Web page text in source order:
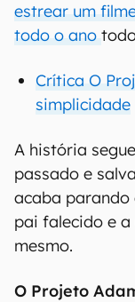
estrear um
todo o ano
Crítica O
simplicidade
A história
passado e
acaba parando
pai falecido e
mesmo.
O Projeto